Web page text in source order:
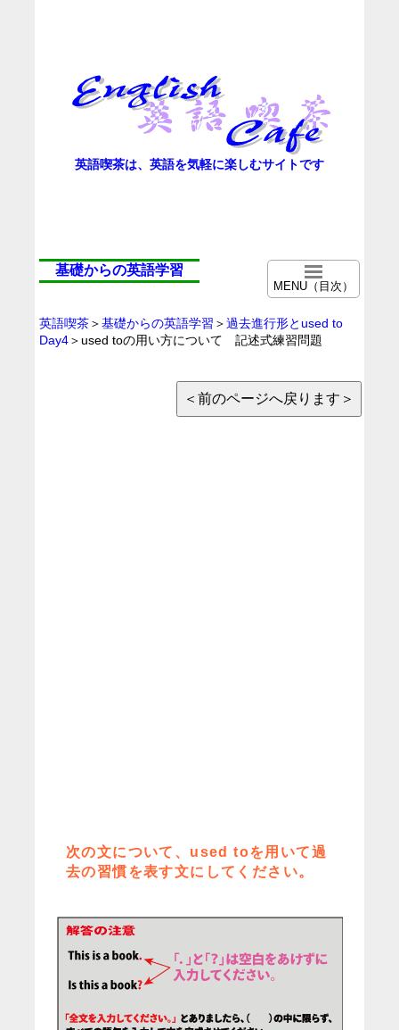
英語喫茶は、英語を気軽に楽しむサイトです
基礎からの英語学習
MENU（目次）
英語喫茶＞基礎からの英語学習 ＞過去進行形とused to
Day4＞used toの用い方について 記述式練習問題
次の文について、used toを用いて過
去の習慣を表す文にしてください。